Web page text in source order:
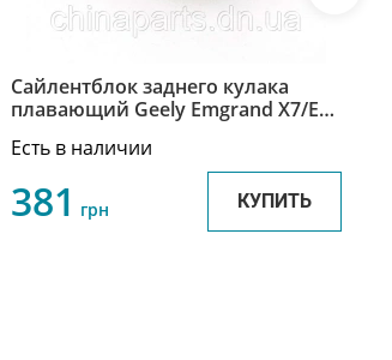
Сайлентблок заднего кулака
плавающий Geely Emgrand X7/EX7
116401038411
Есть в наличии
381 грн КУПИТЬ